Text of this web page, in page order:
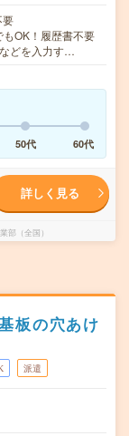
要
OK！履歴書不要
どを入力す…
50代 60代
詳しく見る
部（全国）
板の穴あけ
派遣